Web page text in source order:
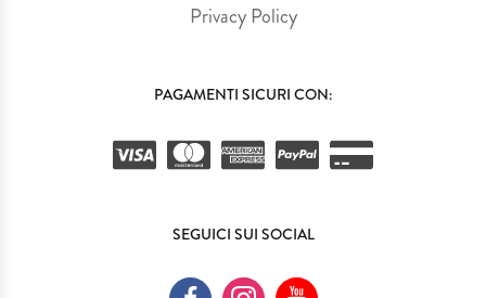
Privacy Policy
PAGAMENTI SICURI CON:
SEGUICI SUI SOCIAL